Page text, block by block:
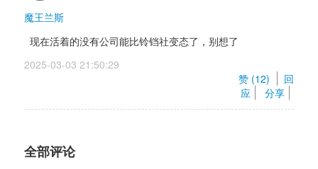
魔王兰斯
现在活着的没有公司能比铃铛社变态了，别想了
2025-03-03 21:50:29
赞 (12)
回
应
分享
全部评论